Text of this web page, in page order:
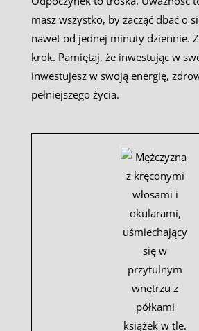
masz wszystko, by zacząć dbać o
nawet od jednej minuty dziennie.
krok. Pamiętaj, że inwestując w
inwestujesz w swoją energię,
pełniejszego życia.